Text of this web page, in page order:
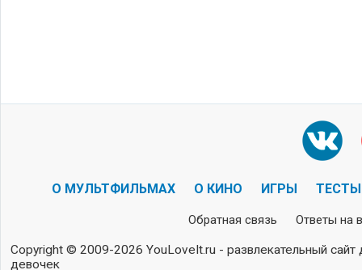
О МУЛЬТФИЛЬМАХ О КИНО ИГРЫ ТЕСТЫ
Обратная связь Ответы на
Copyright © 2009-2026 YouLoveIt.ru - развлекательный сайт
девочек